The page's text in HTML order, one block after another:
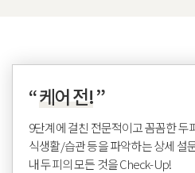
“케어 전!”
9단계에 걸친 전문적이고 꼼꼼한 두
식생활/습관 등을 파악하는 상세 설
내 두피의 모든 것을 Check-Up!